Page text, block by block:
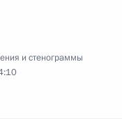
и стенограммы